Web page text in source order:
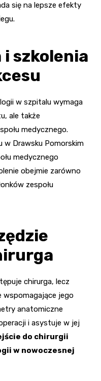
się na lepsze efekty
szkolenia
w szpitalu wymaga
ale także
medycznego.
w Drawsku Pomorskim
medycznego
obejmie zarówno
zespołu
chirurga, lecz
wspomagające jego
anatomiczne
i asystuje w jej
do chirurgii
w nowoczesnej